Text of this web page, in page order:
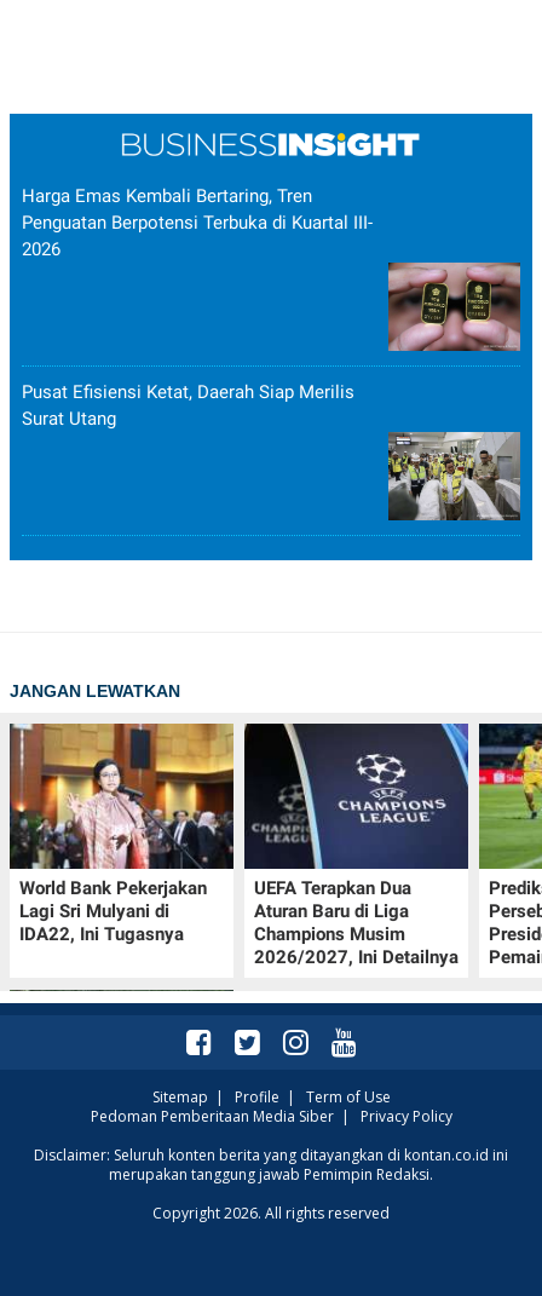
Harga Emas Kembali Bertaring, Tren
Penguatan Berpotensi Terbuka di Kuartal III-
2026
Pusat Efisiensi Ketat, Daerah Siap Merilis
Surat Utang
JANGAN LEWATKAN
World Bank Pekerjakan
Lagi Sri Mulyani di
IDA22, Ini Tugasnya
UEFA Terapkan Dua
Aturan Baru di Liga
Champions Musim
2026/2027, Ini Detailnya
Tema dan Kegiatan Hari
Hutan Indonesia 7
Kampanye Reforestathon
Sitemap | Profile | Term of Use
Pedoman Pemberitaan Media Siber| Privacy Policy
Disclaimer: Seluruh konten berita yang ditayangkan di kontan.co.id ini
merupakan tanggung jawab Pemimpin Redaksi.
Copyright 2026. All rights reserved